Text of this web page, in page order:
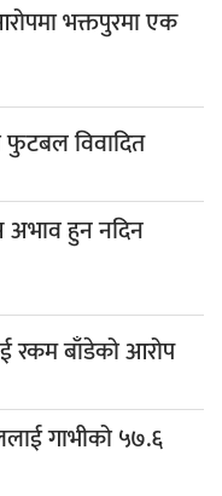
भक्तपुरमा एक
फुटबल विवादित
अभाव हुन नदिन
रकम बाँडेको आरोप
गाभीको ५७.६